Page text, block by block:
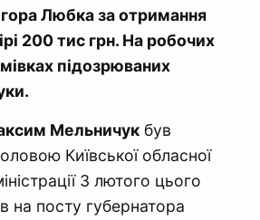
Любка за отримання
200 тис грн. На робочих
підозрюваних
Мельничук був
Київської обласної
3 лютого цього
на посту губернатора